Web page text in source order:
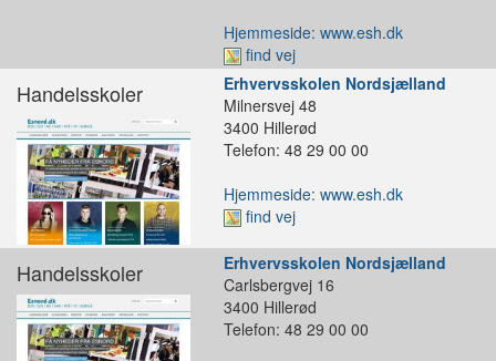
Hjemmeside: www.esh.dk
find vej
Handelsskoler
Erhvervsskolen Nordsjælland
Milnersvej 48
3400 Hillerød
Telefon: 48 29 00 00
Hjemmeside: www.esh.dk
find vej
Handelsskoler
Erhvervsskolen Nordsjælland
Carlsbergvej 16
3400 Hillerød
Telefon: 48 29 00 00